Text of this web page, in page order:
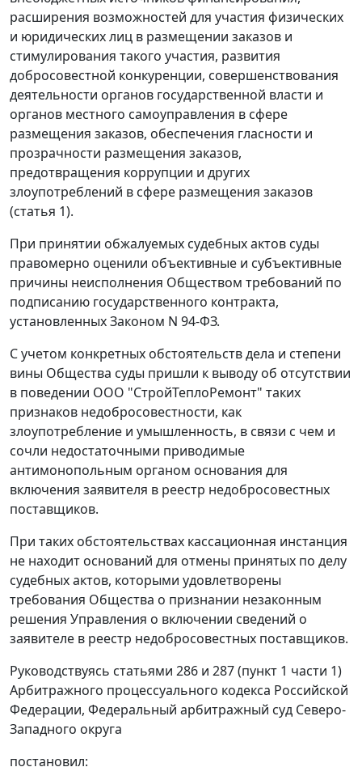
расширения возможностей для участия физических
и юридических лиц в размещении заказов и
стимулирования такого участия, развития
добросовестной конкуренции, совершенствования
деятельности органов государственной власти и
органов местного самоуправления в сфере
размещения заказов, обеспечения гласности и
прозрачности размещения заказов,
предотвращения коррупции и других
злоупотреблений в сфере размещения заказов
(статья 1).
При принятии обжалуемых судебных актов суды
правомерно оценили объективные и субъективные
причины неисполнения Обществом требований по
подписанию государственного контракта,
установленных Законом N 94-ФЗ.
С учетом конкретных обстоятельств дела и степени
вины Общества суды пришли к выводу об отсутствии
в поведении ООО "СтройТеплоРемонт" таких
признаков недобросовестности, как
злоупотребление и умышленность, в связи с чем и
сочли недостаточными приводимые
антимонопольным органом основания для
включения заявителя в реестр недобросовестных
поставщиков.
При таких обстоятельствах кассационная инстанция
не находит оснований для отмены принятых по делу
судебных актов, которыми удовлетворены
требования Общества о признании незаконным
решения Управления о включении сведений о
заявителе в реестр недобросовестных поставщиков.
Руководствуясь статьями 286 и 287 (пункт 1 части 1)
Арбитражного процессуального кодекса Российской
Федерации, Федеральный арбитражный суд Северо-
Западного округа
постановил: